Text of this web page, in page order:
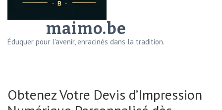
maimo.be
Éduquer pour l'avenir, enracinés dans la tradition.
Obtenez Votre Devis d’Impression